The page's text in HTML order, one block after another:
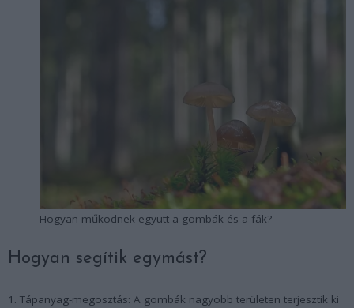
Hogyan működnek együtt a gombák és a fák?
Hogyan segítik egymást?
1. Tápanyag-megosztás: A gombák nagyobb területen terjesztik ki